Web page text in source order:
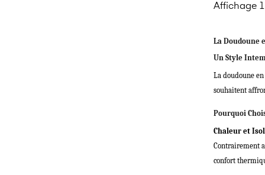
Affichage
La Doudoune
Un Style
La doudoune
souhaitent
Pourquoi
Chaleur et
Contrairement
confort